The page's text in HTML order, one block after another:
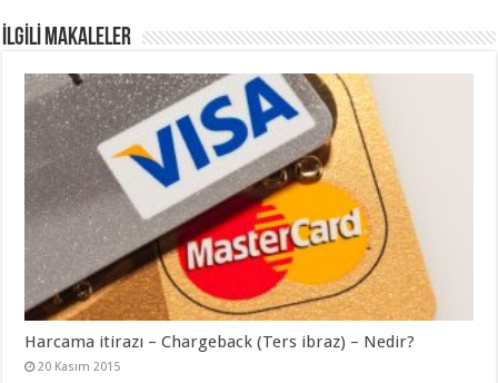
İLGİLİ MAKALELER
Harcama itirazı – Chargeback (Ters ibraz) – Nedir?
20 Kasım 2015